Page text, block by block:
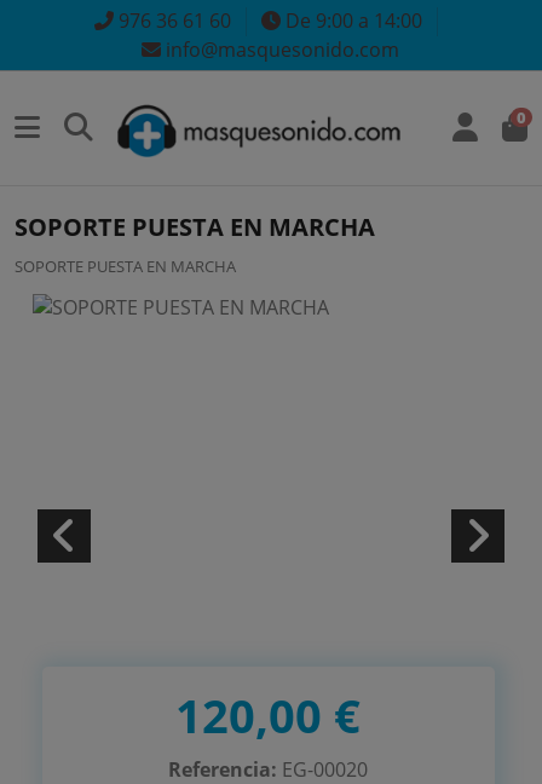
976 36 61 60
De 9:00 a 14:00
info@masquesonido.com
0
SOPORTE PUESTA EN MARCHA
SOPORTE PUESTA EN MARCHA
120,00 €
Referencia: EG-00020